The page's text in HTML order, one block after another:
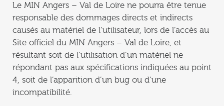
Le MIN Angers – Val de Loire ne pourra être tenue
responsable des dommages directs et indirects
causés au matériel de l’utilisateur, lors de l’accès au
Site officiel du MIN Angers – Val de Loire, et
résultant soit de l’utilisation d’un matériel ne
répondant pas aux spécifications indiquées au point
4, soit de l’apparition d’un bug ou d’une
incompatibilité.